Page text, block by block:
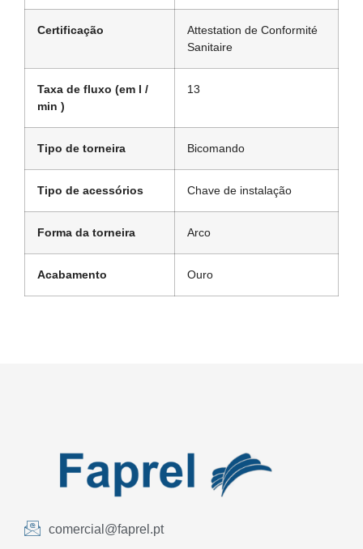
Certificação
Attestation de Conformité
Sanitaire
Taxa de fluxo (em l /
min )
13
Tipo de torneira Bicomando
Tipo de acessórios Chave de instalação
Forma da torneira Arco
Acabamento Ouro
comercial@faprel.pt